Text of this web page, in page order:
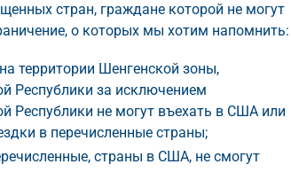
стран, граждане которой не могут
о которых мы хотим напомнить:
территории Шенгенской зоны,
Республики за исключением
Республики не могут въехать в США или
в перечисленные страны;
страны в США, не смогут